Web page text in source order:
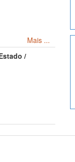
Mais ...
/